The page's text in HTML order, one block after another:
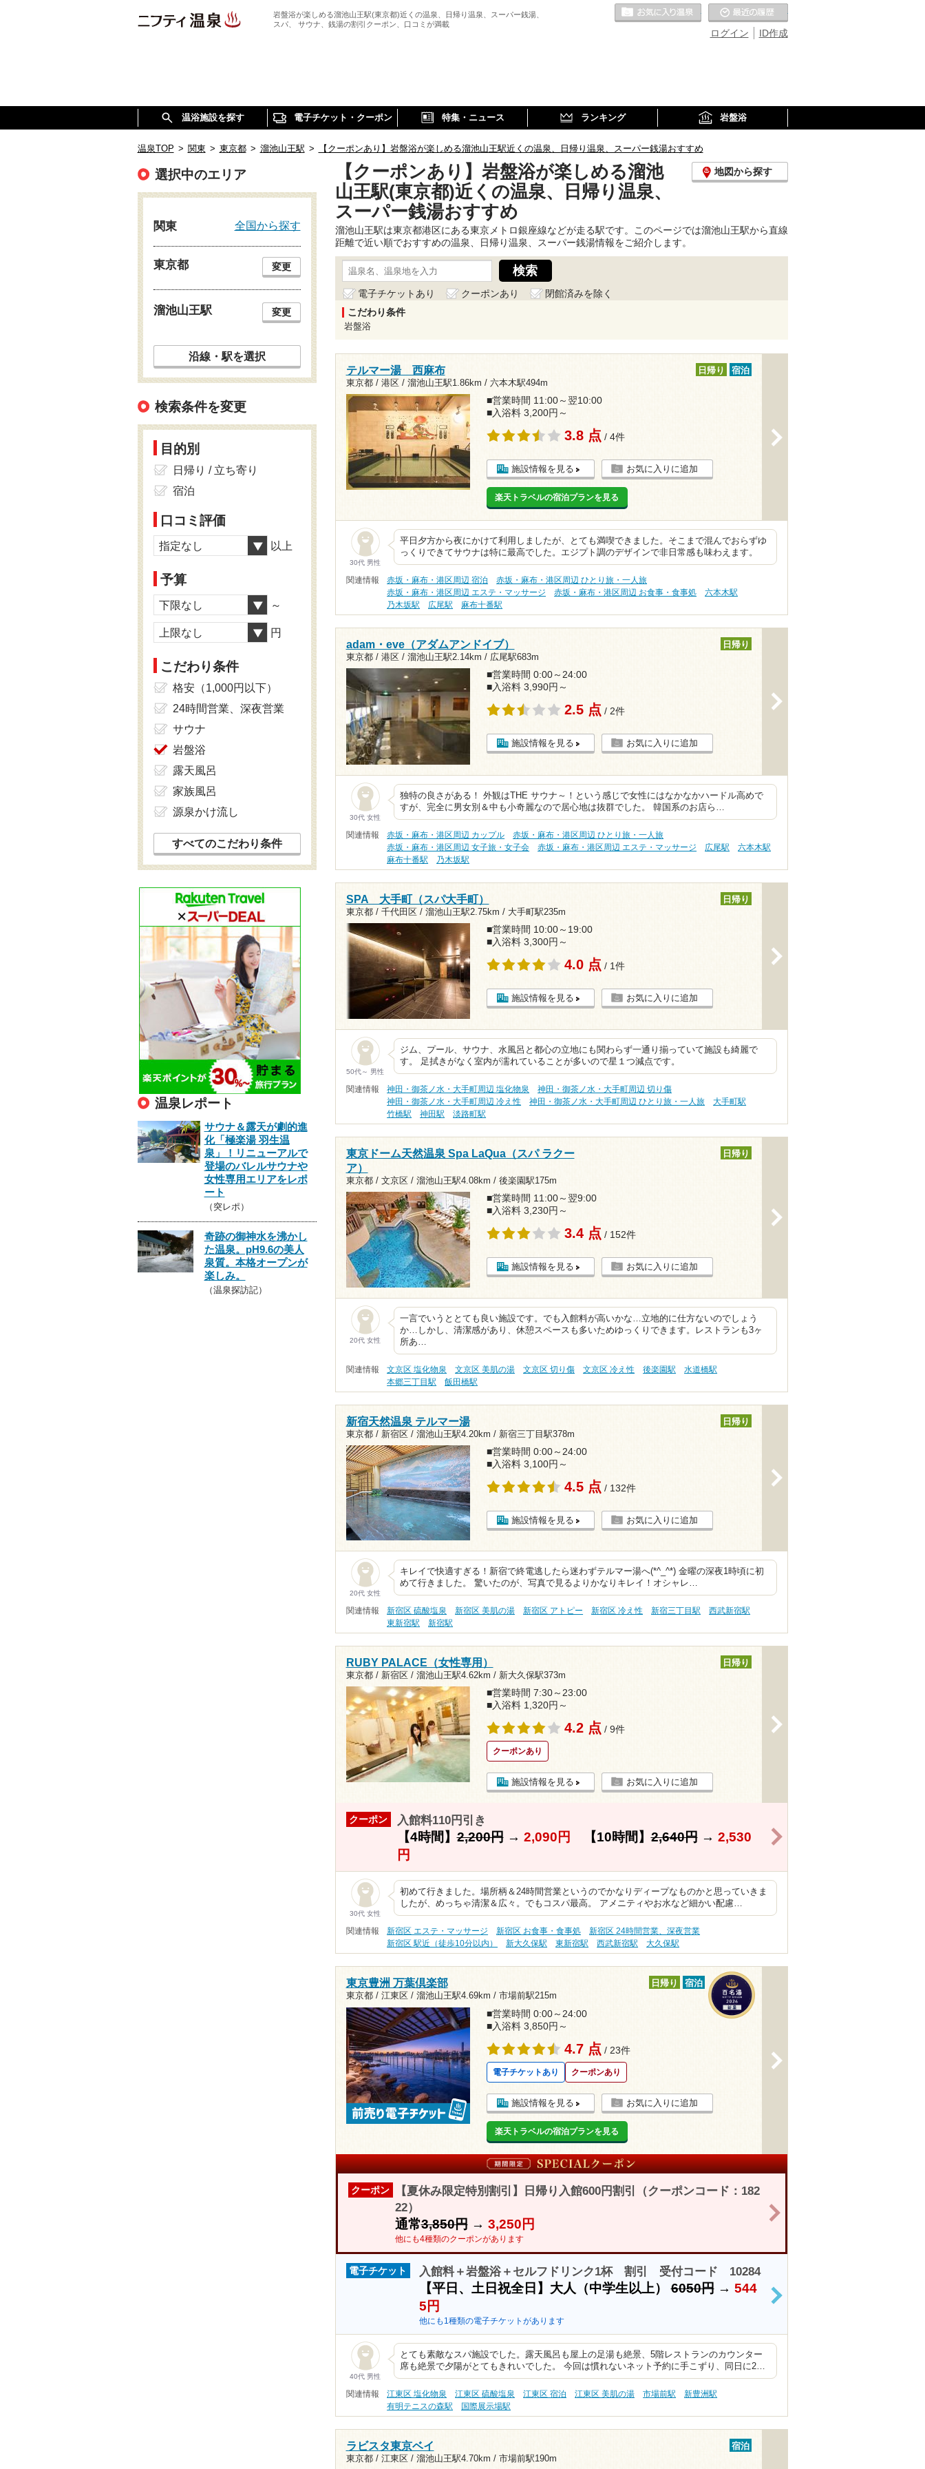
岩盤浴が楽しめる溜池山王駅(東京都)近くの温泉、日帰り温泉、スーパー銭湯、
スパ、 サウナ、銭湯の割引クーポン、口コミが満載
ID作成
ログイン
お気に入りの温泉
温浴施設を探す 電子チケット・クーポン 特集・ニュース ランキング 岩盤浴
温泉TOP > 関東 > 東京都 > 溜池山王駅 > 【クーポンあり】岩盤浴が楽しめる溜池山王駅近くの温泉、日帰り温泉、スーパー銭湯おすすめ
【クーポンあり】岩盤浴が楽しめる溜池
山王駅(東京都)近くの温泉、日帰り温泉、
スーパー銭湯おすすめ
地図から探す
溜池山王駅は東京都港区にある東京メトロ銀座線などが走る駅です。このページでは溜池山王駅から直線
距離で近い順でおすすめの温泉、日帰り温泉、スーパー銭湯情報をご紹介します。
電子チケットあり クーポンあり
閉館済みを除く
こだわり条件
岩盤浴
テルマー湯 西麻布
東京都 / 港区 / 溜池山王駅1.86km / 六本木駅494m
日帰り 宿泊
■営業時間 11:00～翌10:00
■入浴料 3,200円～
3.8 点 / 4件
施設情報を見る お気に入りに追加
楽天トラベルの宿泊プランを見る
30代 男性
平日夕方から夜にかけて利用しましたが、とても満喫できました。そこまで混んでおらずゆ
っくりできてサウナは特に最高でした。エジプト調のデザインで非日常感も味わえます。
関連情報 赤坂・麻布・港区周辺 宿泊
赤坂・麻布・港区周辺 ひとり旅・一人旅
赤坂・麻布・港区周辺 エステ・マッサージ
赤坂・麻布・港区周辺 お食事・食事処
六本木駅
乃木坂駅
広尾駅 麻布十番駅
adam・eve（アダムアンドイブ）
東京都 / 港区 / 溜池山王駅2.14km / 広尾駅683m
日帰り
■営業時間 0:00～24:00
■入浴料 3,990円～
2.5 点 / 2件
施設情報を見る お気に入りに追加
30代 女性
独特の良さがある！ 外観はTHE サウナ～！という感じで女性にはなかなかハードル高めで
すが、完全に男女別＆中も小奇麗なので居心地は抜群でした。 韓国系のお店ら…
関連情報 赤坂・麻布・港区周辺 カップル
赤坂・麻布・港区周辺 ひとり旅・一人旅
赤坂・麻布・港区周辺 女子旅・女子会
赤坂・麻布・港区周辺 エステ・マッサージ 広尾駅
六本木駅
麻布十番駅
乃木坂駅
SPA 大手町（スパ大手町）
東京都 / 千代田区 / 溜池山王駅2.75km / 大手町駅235m
日帰り
■営業時間 10:00～19:00
■入浴料 3,300円～
4.0 点 / 1件
施設情報を見る お気に入りに追加
50代～ 男性
ジム、プール、サウナ、水風呂と都心の立地にも関わらず一通り揃っていて施設も綺麗で
す。 足拭きがなく室内が濡れていることが多いので星１つ減点です。
関連情報 神田・御茶ノ水・大手町周辺 塩化物泉
神田・御茶ノ水・大手町周辺 切り傷
神田・御茶ノ水・大手町周辺 冷え性
神田・御茶ノ水・大手町周辺 ひとり旅・一人旅
大手町駅
竹橋駅
神田駅 淡路町駅
東京ドーム天然温泉 Spa LaQua（スパ ラクー
ア）
東京都 / 文京区 / 溜池山王駅4.08km / 後楽園駅175m
日帰り
■営業時間 11:00～翌9:00
■入浴料 3,230円～
3.4 点 / 152件
施設情報を見る お気に入りに追加
20代 女性
一言でいうととても良い施設です。でも入館料が高いかな…立地的に仕方ないのでしょう
か…しかし、清潔感があり、休憩スペースも多いためゆっくりできます。レストランも3ヶ
所あ…
関連情報 文京区 塩化物泉 文京区 美肌の湯 文京区 切り傷 文京区 冷え性 後楽園駅
水道橋駅
本郷三丁目駅
飯田橋駅
新宿天然温泉 テルマー湯
東京都 / 新宿区 / 溜池山王駅4.20km / 新宿三丁目駅378m
日帰り
■営業時間 0:00～24:00
■入浴料 3,100円～
4.5 点 / 132件
施設情報を見る お気に入りに追加
20代 女性
キレイで快適すぎる！新宿で終電逃したら迷わずテルマー湯へ(*^_^*) 金曜の深夜1時頃に初
めて行きました。 驚いたのが、写真で見るよりかなりキレイ！オシャレ…
関連情報 新宿区 硫酸塩泉 新宿区 美肌の湯 新宿区 アトピー 新宿区 冷え性 新宿三丁目駅
西武新宿駅
東新宿駅
新宿駅
RUBY PALACE（女性専用）
東京都 / 新宿区 / 溜池山王駅4.62km / 新大久保駅373m
日帰り
■営業時間 7:30～23:00
■入浴料 1,320円～
4.2 点 / 9件
クーポンあり
施設情報を見る お気に入りに追加
クーポン 入館料110円引き
【4時間】2,200円→ 2,090円 【10時間】2,640円→ 2,530
円
>
30代 女性
初めて行きました。場所柄＆24時間営業というのでかなりディープなものかと思っていきま
したが、めっちゃ清潔＆広々。でもコスパ最高。 アメニティやお水など細かい配慮…
関連情報 新宿区 エステ・マッサージ 新宿区 お食事・食事処
新宿区 24時間営業、深夜営業
新宿区 駅近（徒歩10分以内）
新大久保駅 東新宿駅 西武新宿駅 大久保駅
東京豊洲 万葉倶楽部
東京都 / 江東区 / 溜池山王駅4.69km / 市場前駅215m
日帰り 宿泊
■営業時間 0:00～24:00
■入浴料 3,850円～
4.7 点 / 23件
電子チケットあり クーポンあり
施設情報を見る お気に入りに追加
楽天トラベルの宿泊プランを見る
クーポン
【夏休み限定特別割引】日帰り入館600円割引（クーポンコード：182
22）
通常3,850円→ 3,250円
他にも4種類のクーポンがあります
電子チケット 入館料＋岩盤浴＋セルフドリンク1杯 割引 受付コード 10284
【平日、土日祝全日】大人（中学生以上）6050円→ 544
5円
他にも1種類の電子チケットがあります
>
40代 男性
とても素敵なスパ施設でした。露天風呂も屋上の足湯も絶景、5階レストランのカウンター
席も絶景で夕陽がとてもきれいでした。 今回は慣れないネット予約に手こずり、同日に2…
関連情報 江東区 塩化物泉 江東区 硫酸塩泉 江東区 宿泊 江東区 美肌の湯 市場前駅
新豊洲駅
有明テニスの森駅
国際展示場駅
ラビスタ東京ベイ
東京都 / 江東区 / 溜池山王駅4.70km / 市場前駅190m
宿泊
選択中のエリア
関東 全国から探す
東京都 変更
溜池山王駅 変更
沿線・駅を選択
検索条件を変更
目的別
日帰り / 立ち寄り
宿泊
口コミ評価
指定なし 以上
予算
下限なし ～
上限なし 円
こだわり条件
格安（1,000円以下）
24時間営業、深夜営業
サウナ
岩盤浴
露天風呂
家族風呂
源泉かけ流し
すべてのこだわり条件
温泉レポート
サウナ＆露天が劇的進
化「極楽湯 羽生温
泉」！リニューアルで
登場のバレルサウナや
女性専用エリアをレポ
ート
（突レポ）
奇跡の御神水を沸かし
た温泉。pH9.6の美人
泉質。本格オープンが
楽しみ。
（温泉探訪記）